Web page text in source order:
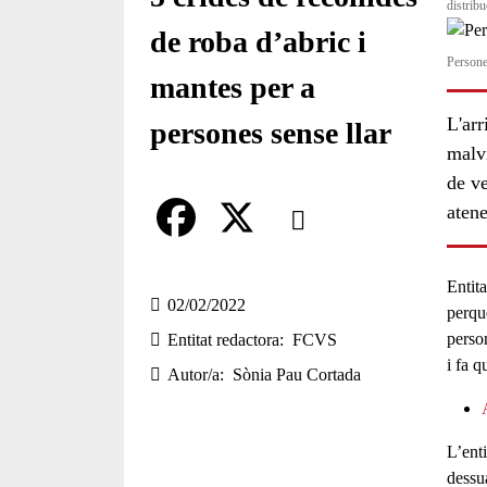
de roba d’abric i
mantes per a
persones sense llar
Comparteix
a
c
e
02/02/2022
Entitat redactora
FCVS
Autor/a
Sònia Pau Cortada
de
i fa